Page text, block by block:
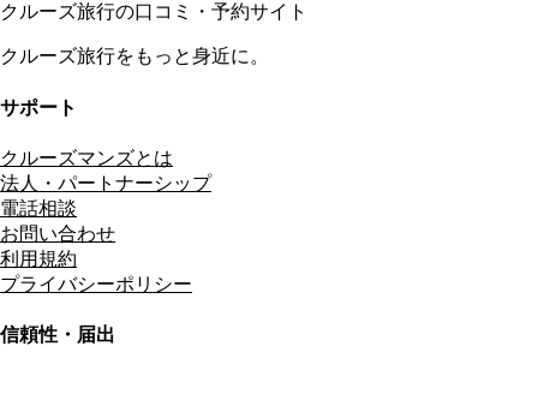
クルーズ旅行の口コミ・予約サイト
クルーズ旅行をもっと身近に。
サポート
クルーズマンズとは
法人・パートナーシップ
電話相談
お問い合わせ
利用規約
プライバシーポリシー
信頼性・届出